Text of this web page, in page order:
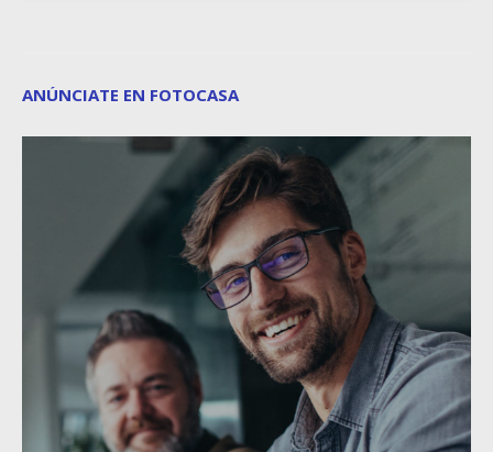
ANÚNCIATE EN FOTOCASA